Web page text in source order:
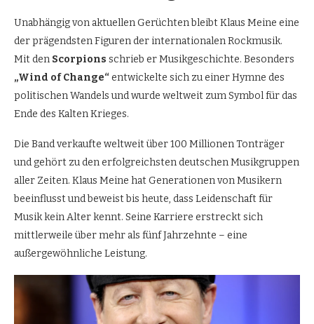
Unabhängig von aktuellen Gerüchten bleibt Klaus Meine eine
der prägendsten Figuren der internationalen Rockmusik.
Mit den Scorpions schrieb er Musikgeschichte. Besonders
„Wind of Change“ entwickelte sich zu einer Hymne des
politischen Wandels und wurde weltweit zum Symbol für das
Ende des Kalten Krieges.
Die Band verkaufte weltweit über 100 Millionen Tonträger
und gehört zu den erfolgreichsten deutschen Musikgruppen
aller Zeiten. Klaus Meine hat Generationen von Musikern
beeinflusst und beweist bis heute, dass Leidenschaft für
Musik kein Alter kennt. Seine Karriere erstreckt sich
mittlerweile über mehr als fünf Jahrzehnte – eine
außergewöhnliche Leistung.